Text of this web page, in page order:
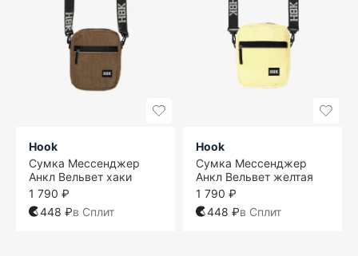
Hook
Сумка Мессенджер
Анкл Вельвет хаки
1 790 ₽
448 ₽в Сплит
Hook
Сумка Мессенджер
Анкл Вельвет желтая
1 790 ₽
448 ₽в Сплит